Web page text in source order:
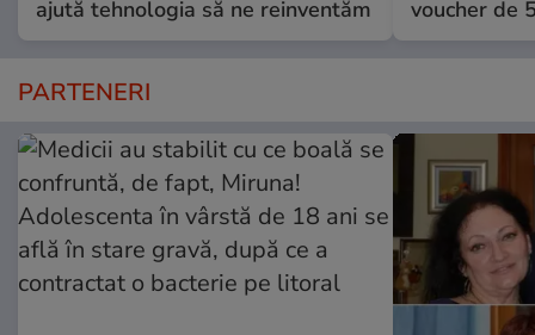
ajută tehnologia să ne reinventăm voucher de
PARTENERI